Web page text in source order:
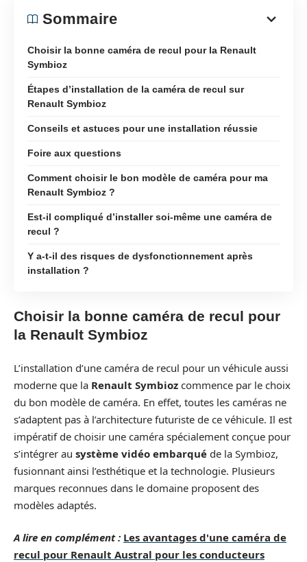
Sommaire
Choisir la bonne caméra de recul pour la Renault
Symbioz
Étapes d’installation de la caméra de recul sur
Renault Symbioz
Conseils et astuces pour une installation réussie
Foire aux questions
Comment choisir le bon modèle de caméra pour ma
Renault Symbioz ?
Est-il compliqué d’installer soi-même une caméra de
recul ?
Y a-t-il des risques de dysfonctionnement après
installation ?
Choisir la bonne caméra de recul pour
la Renault Symbioz
L’installation d’une caméra de recul pour un véhicule aussi
moderne que la Renault Symbioz commence par le choix
du bon modèle de caméra. En effet, toutes les caméras ne
s’adaptent pas à l’architecture futuriste de ce véhicule. Il est
impératif de choisir une caméra spécialement conçue pour
s’intégrer au système vidéo embarqué de la Symbioz,
fusionnant ainsi l’esthétique et la technologie. Plusieurs
marques reconnues dans le domaine proposent des
modèles adaptés.
A lire en complément : Les avantages d'une caméra de
recul pour Renault Austral pour les conducteurs